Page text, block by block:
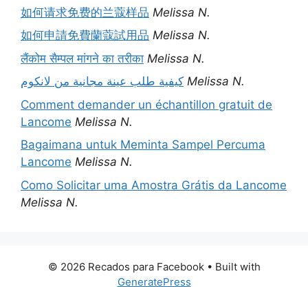
如何请求免费的兰蔻样品 Melissa N.
如何申請免費蘭蔻試用品 Melissa N.
लैंकोम सैम्पल मांगने का तरीका Melissa N.
كيفية طلب عينة مجانية من لانكوم Melissa N.
Comment demander un échantillon gratuit de
Lancome Melissa N.
Bagaimana untuk Meminta Sampel Percuma
Lancome Melissa N.
Como Solicitar uma Amostra Grátis da Lancome
Melissa N.
© 2026 Recados para Facebook• Built with
GeneratePress